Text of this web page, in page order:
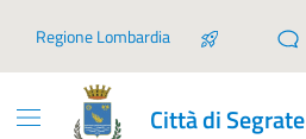
Regione Lombardia
Città di Segrate